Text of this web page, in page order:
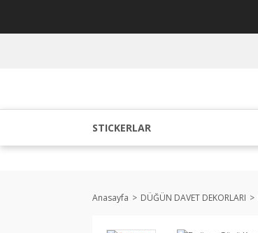
STICKERLAR
Anasayfa DÜĞÜN DAVET DEKORLARI